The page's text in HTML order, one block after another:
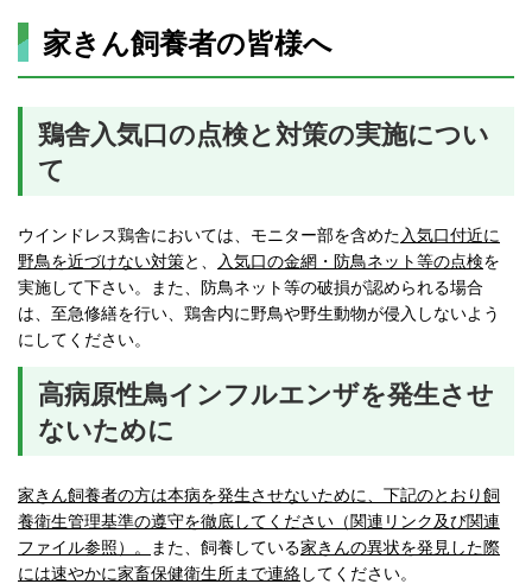
家きん飼養者の皆様へ
鶏舎入気口の点検と対策の実施につい
て
ウインドレス鶏舎においては、モニター部を含めた入気口付近に
野鳥を近づけない対策と、 入気口の金網・防鳥ネット等の点検を
実施して下さい。また、防鳥ネット等の破損が認められる場合
は、至急修繕を行い、鶏舎内に野鳥や野生動物が侵入しないよう
にしてください。
高病原性鳥インフルエンザを発生させ
ないために
家きん飼養者の方は本病を発生させないために、下記のとおり飼
養衛生管理基準の遵守を徹底してください（関連リンク及び関連
ファイル参照）。
また、飼養している家きんの異状を発見した際
には速やかに家畜保健衛生所まで連絡してください。